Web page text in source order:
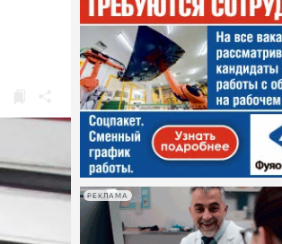
РЕКЛАМА